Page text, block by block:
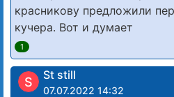
красникову предложили
кучера. Вот и думает
1
S St still
07.07.2022 14:32